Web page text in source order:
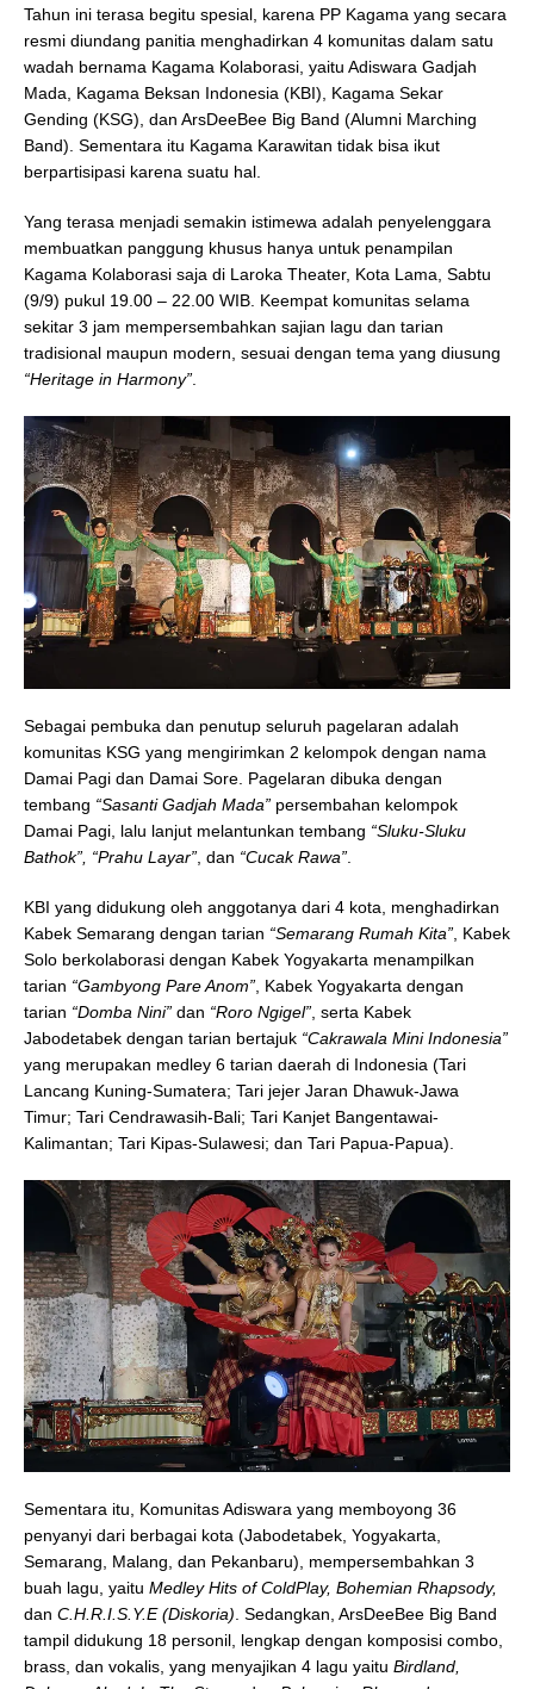
Tahun ini terasa begitu spesial, karena PP Kagama yang secara
resmi diundang panitia menghadirkan 4 komunitas dalam satu
wadah bernama Kagama Kolaborasi, yaitu Adiswara Gadjah
Mada, Kagama Beksan Indonesia (KBI), Kagama Sekar
Gending (KSG), dan ArsDeeBee Big Band (Alumni Marching
Band). Sementara itu Kagama Karawitan tidak bisa ikut
berpartisipasi karena suatu hal.
Yang terasa menjadi semakin istimewa adalah penyelenggara
membuatkan panggung khusus hanya untuk penampilan
Kagama Kolaborasi saja di Laroka Theater, Kota Lama, Sabtu
(9/9) pukul 19.00 – 22.00 WIB. Keempat komunitas selama
sekitar 3 jam mempersembahkan sajian lagu dan tarian
tradisional maupun modern, sesuai dengan tema yang diusung
“Heritage in Harmony”
Sebagai pembuka dan penutup seluruh pagelaran adalah
komunitas KSG yang mengirimkan 2 kelompok dengan nama
Damai Pagi dan Damai Sore. Pagelaran dibuka dengan
tembang “Sasanti Gadjah Mada” persembahan kelompok
Damai Pagi, lalu lanjut melantunkan tembang “Sluku-Sluku
Bathok”, “Prahu Layar”, dan “Cucak Rawa”.
KBI yang didukung oleh anggotanya dari 4 kota, menghadirkan
Kabek Semarang dengan tarian “Semarang Rumah Kita”, Kabek
Solo berkolaborasi dengan Kabek Yogyakarta menampilkan
tarian “Gambyong Pare Anom”, Kabek Yogyakarta dengan
tarian “Domba Nini” dan “Roro Ngigel”, serta Kabek
Jabodetabek dengan tarian bertajuk “Cakrawala Mini Indonesia”
yang merupakan medley 6 tarian daerah di Indonesia (Tari
Lancang Kuning-Sumatera; Tari jejer Jaran Dhawuk-Jawa
Timur; Tari Cendrawasih-Bali; Tari Kanjet Bangentawai-
Kalimantan; Tari Kipas-Sulawesi; dan Tari Papua-Papua).
Sementara itu, Komunitas Adiswara yang memboyong 36
penyanyi dari berbagai kota (Jabodetabek, Yogyakarta,
Semarang, Malang, dan Pekanbaru), mempersembahkan 3
buah lagu, yaitu Medley Hits of ColdPlay, Bohemian Rhapsody,
dan C.H.R.I.S.Y.E (Diskoria) . Sedangkan, ArsDeeBee Big Band
tampil didukung 18 personil, lengkap dengan komposisi combo,
brass, dan vokalis, yang menyajikan 4 lagu yaitu Birdland,